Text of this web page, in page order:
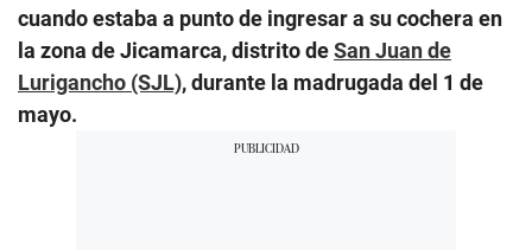
cuando estaba a punto de ingresar a su cochera en
la zona de Jicamarca, distrito deSan Juan de
Lurigancho (SJL), durante la madrugada del 1 de
mayo.